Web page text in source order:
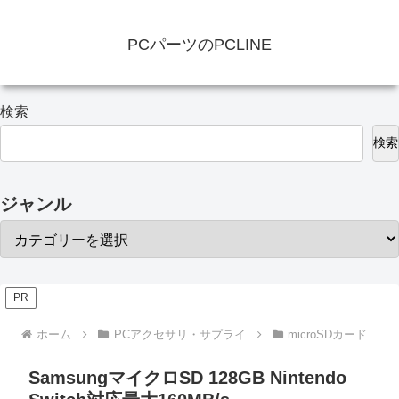
PCパーツのPCLINE
検索
検索
ジャンル
PR
ホーム PCアクセサリ・サプライ microSDカード
SamsungマイクロSD 128GB Nintendo